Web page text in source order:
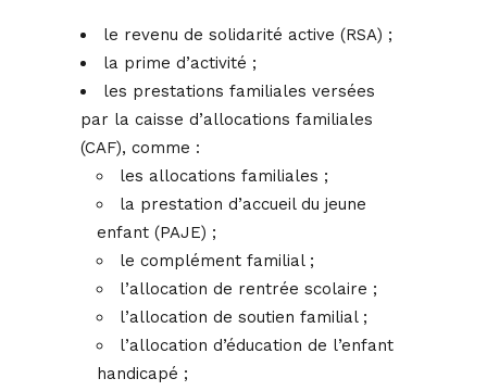
le revenu de solidarité active (RSA) ;
la prime d’activité ;
les prestations familiales versées
par la caisse d’allocations familiales
(CAF), comme :
les allocations familiales ;
la prestation d’accueil du jeune
enfant (PAJE) ;
le complément familial ;
l’allocation de rentrée scolaire ;
l’allocation de soutien familial ;
l’allocation d’éducation de l’enfant
handicapé ;